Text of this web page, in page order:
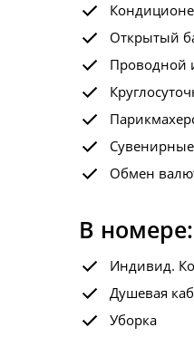
Открытый
Проводной
Обмен
В номере:
Индивид.
Душевая
Уборка